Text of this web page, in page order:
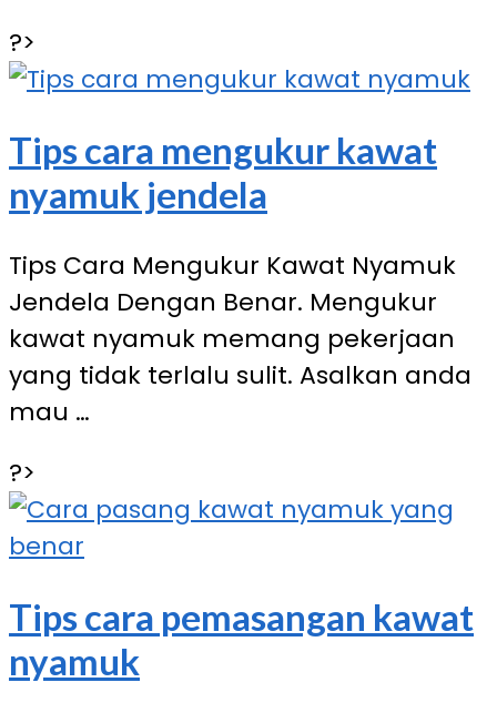
?>
Tips cara mengukur kawat
nyamuk jendela
Tips Cara Mengukur Kawat Nyamuk
Jendela Dengan Benar. Mengukur
kawat nyamuk memang pekerjaan
yang tidak terlalu sulit. Asalkan anda
mau …
?>
Tips cara pemasangan kawat
nyamuk